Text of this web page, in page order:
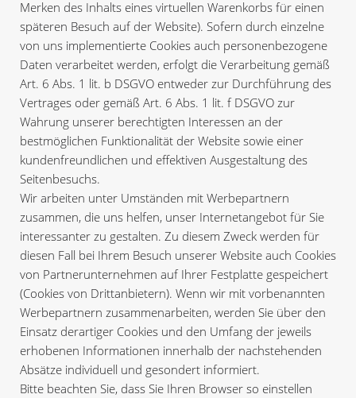
Merken des Inhalts eines virtuellen Warenkorbs für einen
späteren Besuch auf der Website). Sofern durch einzelne
von uns implementierte Cookies auch personenbezogene
Daten verarbeitet werden, erfolgt die Verarbeitung gemäß
Art. 6 Abs. 1 lit. b DSGVO entweder zur Durchführung des
Vertrages oder gemäß Art. 6 Abs. 1 lit. f DSGVO zur
Wahrung unserer berechtigten Interessen an der
bestmöglichen Funktionalität der Website sowie einer
kundenfreundlichen und effektiven Ausgestaltung des
Seitenbesuchs.
Wir arbeiten unter Umständen mit Werbepartnern
zusammen, die uns helfen, unser Internetangebot für Sie
interessanter zu gestalten. Zu diesem Zweck werden für
diesen Fall bei Ihrem Besuch unserer Website auch Cookies
von Partnerunternehmen auf Ihrer Festplatte gespeichert
(Cookies von Drittanbietern). Wenn wir mit vorbenannten
Werbepartnern zusammenarbeiten, werden Sie über den
Einsatz derartiger Cookies und den Umfang der jeweils
erhobenen Informationen innerhalb der nachstehenden
Absätze individuell und gesondert informiert.
Bitte beachten Sie, dass Sie Ihren Browser so einstellen